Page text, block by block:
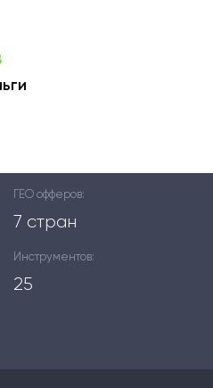
ГЕО офферов:
7 стран
Инструментов:
25